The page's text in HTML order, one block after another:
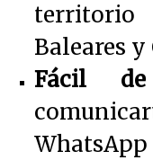
territorio
Baleares y
Fácil de